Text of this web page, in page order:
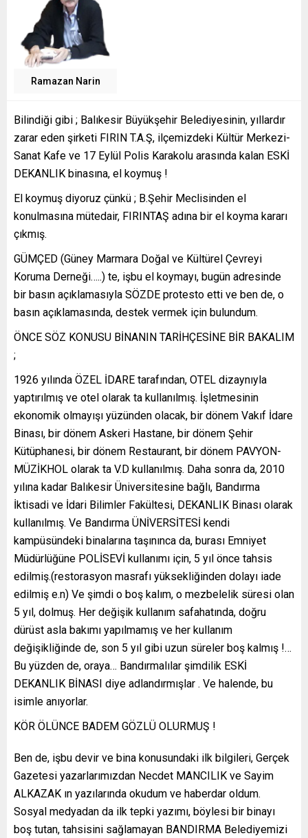
Ramazan Narin
Bilindiği gibi ; Balıkesir Büyükşehir Belediyesinin, yıllardır
zarar eden şirketi FIRIN T.A.Ş, ilçemizdeki Kültür Merkezi-
Sanat Kafe ve 17 Eylül Polis Karakolu arasında kalan ESKİ
DEKANLIK binasına, el koymuş !
El koymuş diyoruz çünkü ; B.Şehir Meclisinden el
konulmasına mütedair, FIRINTAŞ adına bir el koyma kararı
çıkmış.
GÜMÇED (Güney Marmara Doğal ve Kültürel Çevreyi
Koruma Derneği…..) te, işbu el koymayı, bugün adresinde
bir basın açıklamasıyla SÖZDE protesto etti ve ben de, o
basın açıklamasında, destek vermek için bulundum.
ÖNCE SÖZ KONUSU BİNANIN TARİHÇESİNE BİR BAKALIM
;
1926 yılında ÖZEL İDARE tarafından, OTEL dizaynıyla
yaptırılmış ve otel olarak ta kullanılmış. İşletmesinin
ekonomik olmayışı yüzünden olacak, bir dönem Vakıf İdare
Binası, bir dönem Askeri Hastane, bir dönem Şehir
Kütüphanesi, bir dönem Restaurant, bir dönem PAVYON-
MÜZİKHOL olarak ta V.D kullanılmış. Daha sonra da, 2010
yılına kadar Balıkesir Üniversitesine bağlı, Bandırma
İktisadi ve İdari Bilimler Fakültesi, DEKANLIK Binası olarak
kullanılmış. Ve Bandırma ÜNİVERSİTESİ kendi
kampüsündeki binalarına taşınınca da, burası Emniyet
Müdürlüğüne POLİSEVİ kullanımı için, 5 yıl önce tahsis
edilmiş.(restorasyon masrafı yüksekliğinden dolayı iade
edilmiş e.n) Ve şimdi o boş kalım, o mezbelelik süresi olan
5 yıl, dolmuş. Her değişik kullanım safahatında, doğru
dürüst asla bakımı yapılmamış ve her kullanım
değişikliğinde de, son 5 yıl gibi uzun süreler boş kalmış !…
Bu yüzden de, oraya… Bandırmalılar şimdilik ESKİ
DEKANLIK BİNASI diye adlandırmışlar . Ve halende, bu
isimle anıyorlar.
KÖR ÖLÜNCE BADEM GÖZLÜ OLURMUŞ !
Ben de, işbu devir ve bina konusundaki ilk bilgileri, Gerçek
Gazetesi yazarlarımızdan Necdet MANCILIK ve Sayim
ALKAZAK ın yazılarında okudum ve haberdar oldum.
Sosyal medyadan da ilk tepki yazımı, böylesi bir binayı
boş tutan, tahsisini sağlamayan BANDIRMA Belediyemizi